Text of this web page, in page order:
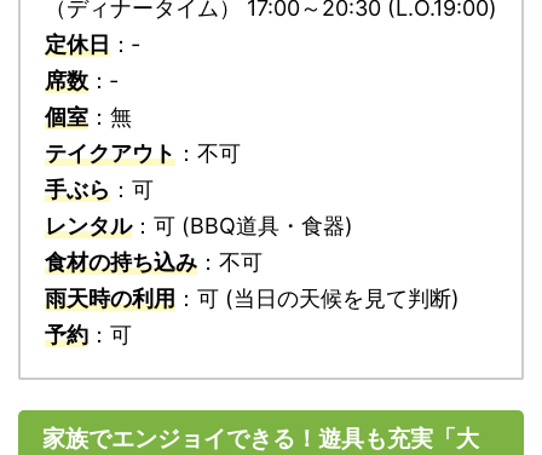
（ディナータイム） 17:00～20:30 (L.O.19:00)
定休日 ：‐
席数 ：‐
個室 ：無
テイクアウト ：不可
手ぶら ：可
レンタル：可 (BBQ道具・食器)
食材の持ち込み ：不可
雨天時の利用 ：可 (当日の天候を見て判断)
予約 ：可
家族でエンジョイできる！遊具も充実「大